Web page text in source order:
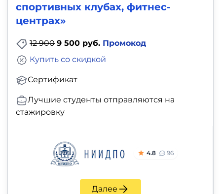
спортивных клубах, фитнес-
центрах»
12 900 9 500 руб. Промокод
Сертификат
Купить со скидкой
Лучшие студенты отправляются на
стажировку
4.8 96
Далее